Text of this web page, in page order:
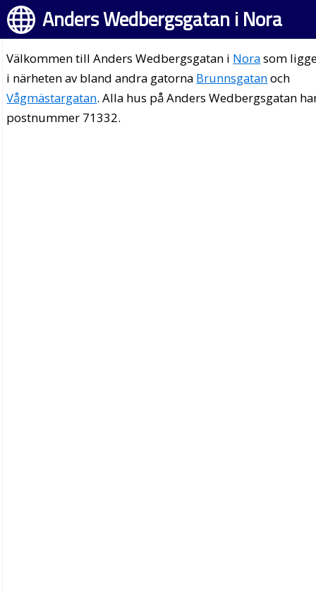
Anders Wedbergsgatan i Nora
Välkommen till Anders Wedbergsgatan i Norasom
i närheten av bland andra gatorna Brunnsgatanoch
Vågmästargatan. Alla hus på Anders Wedbergsgatan
postnummer 71332.